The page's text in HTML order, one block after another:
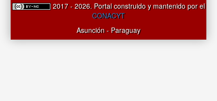
2017 - 2026. Portal construido y mantenido por el
CONACYT
Asunción - Paraguay